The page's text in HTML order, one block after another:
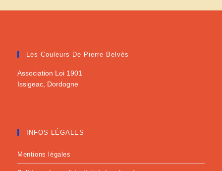
Les Couleurs De Pierre Belvès
Association Loi 1901
Issigeac, Dordogne
INFOS LÉGALES
Mentions légales